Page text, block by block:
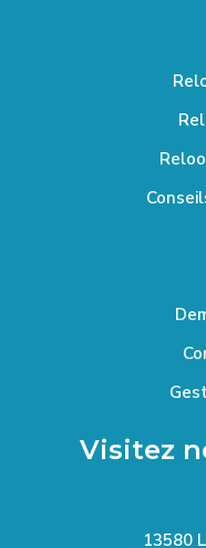
Visitez
13580